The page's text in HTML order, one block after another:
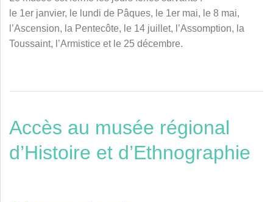
le 1er janvier, le lundi de Pâques, le 1er mai, le 8 mai,
l’Ascension, la Pentecôte, le 14 juillet, l’Assomption, la
Toussaint, l’Armistice et le 25 décembre.
Accès au musée régional
d’Histoire et d’Ethnographie